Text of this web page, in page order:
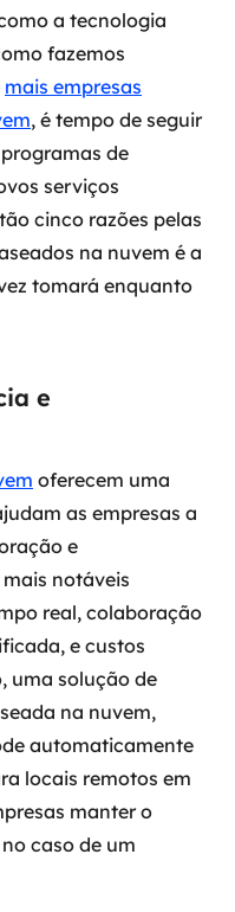
a tecnologia
fazemos
mais empresas
, é tempo de seguir
de
serviços
cinco razões pelas
na nuvem é a
tomará enquanto
e
oferecem uma
as empresas a
e
notáveis
real, colaboração
e custos
uma solução de
na nuvem,
automaticamente
locais remotos em
manter o
caso de um